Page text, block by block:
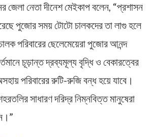
জেলা নেতা দীনেশ মেইকাপ বলেন, “প্রশাসন
পুজোর সময় টোটো চালকদের তা লাগু হলে
পরিবারের ছেলেমেয়েরা পুজোর আনন্দ
চূড়ান্ত দ্রব্যমূল্য বৃদ্ধি ও বেকারত্বের
পরিবারের রুটি-রুজি বন্ধ হয়ে যাবে।
সাধারণ দরিদ্র নিম্নবিত্ত মানুষেরা